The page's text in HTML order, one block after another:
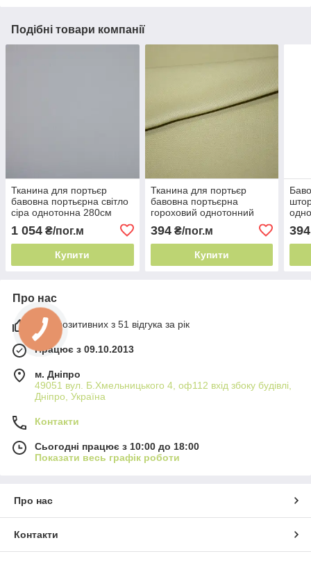
Подібні товари компанії
Тканина для портьєр
бавовна портьєрна світло
сіра однотонна 280см
натуральна бавовна
1 054 ₴/пог.м
Купити
Тканина для портьєр
бавовна портьєрна
гороховий однотонний
легко переться
394₴/пог.м
Купити
394
Про нас
98% позитивних з 51 відгука за рік
Працює з 09.10.2013
м. Дніпро
49051 вул. Б.Хмельницького 4, оф112 вхід збоку будівлі,
Дніпро, Україна
Контакти
Сьогодні працює з 10:00 до 18:00
Показати весь графік роботи
Про нас
Контакти